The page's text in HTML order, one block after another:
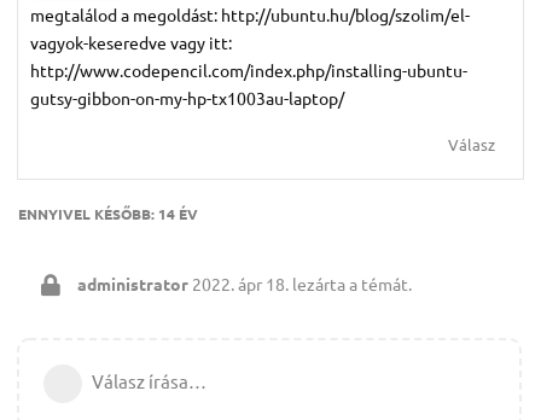
megtalálod a megoldást: http://ubuntu.hu/blog/szolim/el-
vagyok-keseredve vagy itt:
http://www.codepencil.com/index.php/installing-ubuntu-
gutsy-gibbon-on-my-hp-tx1003au-laptop/
Válasz
ENNYIVEL KÉSŐBB: 14 ÉV
administrator 2022. ápr 18. lezárta a témát.
Válasz írása…